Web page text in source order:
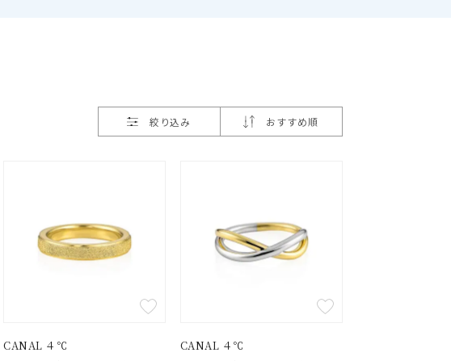
絞り込み おすすめ順
CANAL ４℃
CANAL ４℃